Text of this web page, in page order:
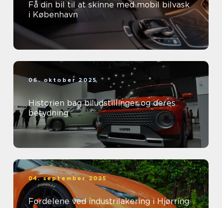
Få din bil til at skinne med mobil bilvask
i København
06. oktober 2025
Historien bag biludstillinger og deres
betydning
04. september 2025
Fordelene ved industrilakering i Hjørring